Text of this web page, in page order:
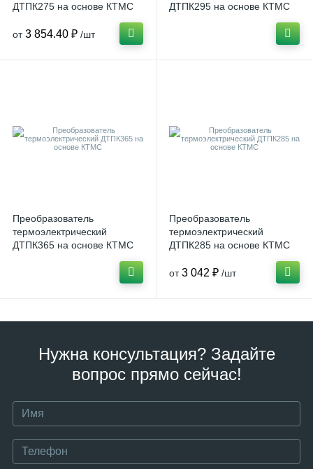
ДТПК275 на основе КТМС
от 3 854.40 ₽ /шт
ДТПК295 на основе КТМС
Преобразователь
термоэлектрический
ДТПК365 на основе КТМС
Преобразователь
термоэлектрический
ДТПК285 на основе КТМС
от 3 042 ₽ /шт
Нужна консультация? Задайте
вопрос прямо сейчас!